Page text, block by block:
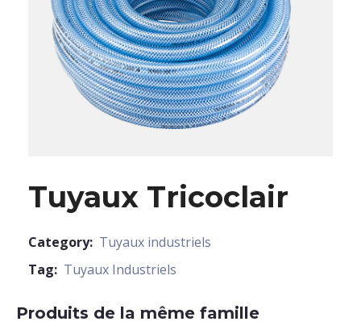
Tuyaux Tricoclair
Category: Tuyaux industriels
Tag: Tuyaux Industriels
Produits de la même famille